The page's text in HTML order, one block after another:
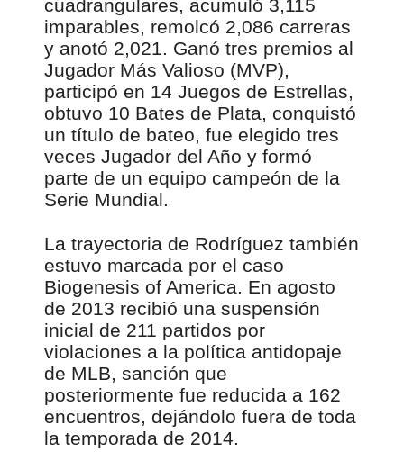
cuadrangulares, acumuló 3,115
imparables, remolcó 2,086 carreras
y anotó 2,021. Ganó tres premios al
Jugador Más Valioso (MVP),
participó en 14 Juegos de Estrellas,
obtuvo 10 Bates de Plata, conquistó
un título de bateo, fue elegido tres
veces Jugador del Año y formó
parte de un equipo campeón de la
Serie Mundial.
La trayectoria de Rodríguez también
estuvo marcada por el caso
Biogenesis of America. En agosto
de 2013 recibió una suspensión
inicial de 211 partidos por
violaciones a la política antidopaje
de MLB, sanción que
posteriormente fue reducida a 162
encuentros, dejándolo fuera de toda
la temporada de 2014.